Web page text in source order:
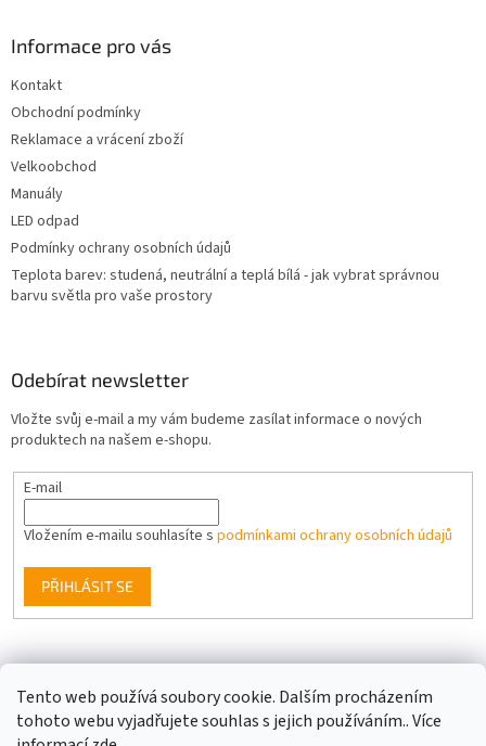
Tento web používá soubory cookie. Dalším procházením
tohoto webu vyjadřujete souhlas s jejich používáním.. Více
Informace pro vás
Kontakt
Obchodní podmínky
Reklamace a vrácení zboží
Velkoobchod
Manuály
LED odpad
Podmínky ochrany osobních údajů
Teplota barev: studená, neutrální a teplá bílá - jak vybrat správnou
barvu světla pro vaše prostory
Odebírat newsletter
Vložte svůj e-mail a my vám budeme zasílat informace o nových
produktech na našem e-shopu.
E-mail
Vložením e-mailu souhlasíte s podmínkami ochrany osobních údajů
PŘIHLÁSIT SE
Facebook